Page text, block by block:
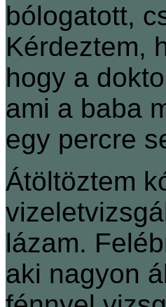
bólogatott,
Kérdeztem,
hogy a
ami a baba
egy percre
Átöltöztem
lázam.
aki nagyon